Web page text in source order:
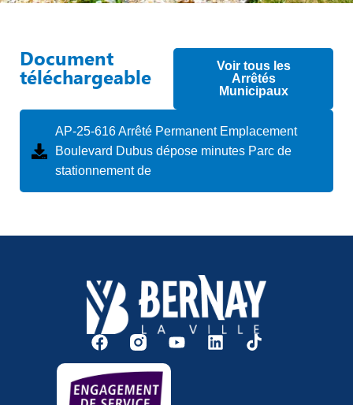
Document
téléchargeable
Voir tous les
Arrêtés
Municipaux
AP-25-616 Arrêté Permanent Emplacement
Boulevard Dubus dépose minutes Parc de
stationnement de